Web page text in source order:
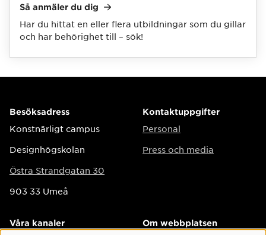
Så anmäler du dig
Har du hittat en eller flera utbildningar som du gillar
och har behörighet till – sök!
Besöksadress
Konstnärligt campus
Designhögskolan
Östra Strandgatan 30
903 33 Umeå
Kontaktuppgifter
Personal
Press och media
Våra kanaler Om webbplatsen